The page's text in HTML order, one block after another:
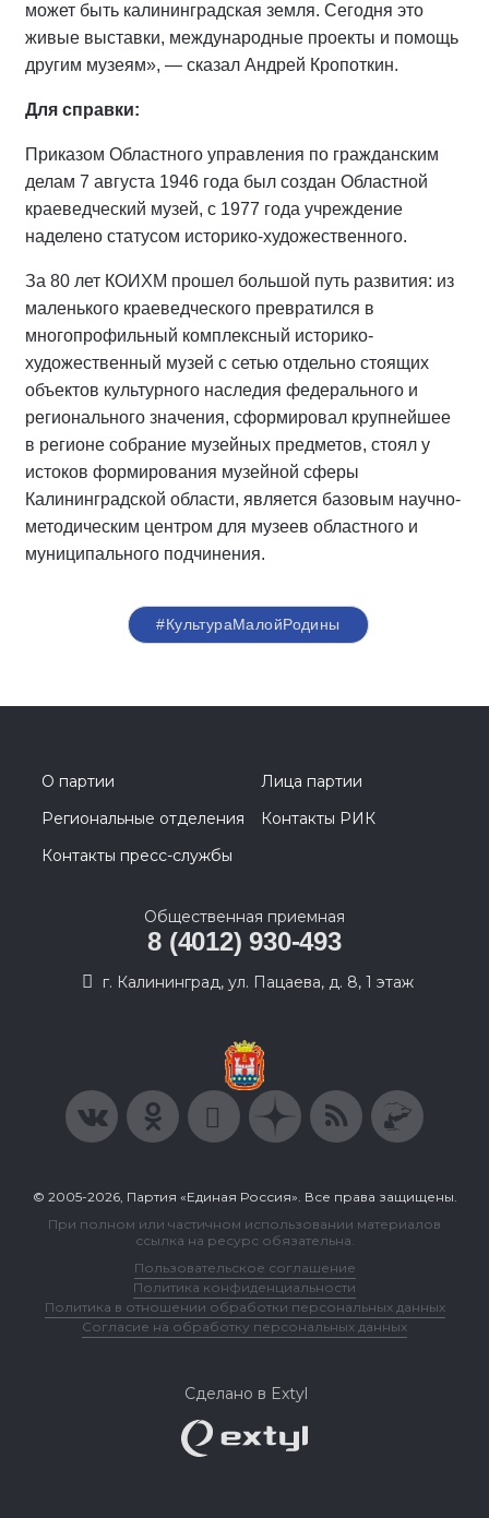
может быть калининградская земля. Сегодня это
живые выставки, международные проекты и помощь
другим музеям», — сказал Андрей Кропоткин.
Для справки:
Приказом Областного управления по гражданским
делам 7 августа 1946 года был создан Областной
краеведческий музей, с 1977 года учреждение
наделено статусом историко-художественного.
За 80 лет КОИХМ прошел большой путь развития: из
маленького краеведческого превратился в
многопрофильный комплексный историко-
художественный музей с сетью отдельно стоящих
объектов культурного наследия федерального и
регионального значения, сформировал крупнейшее
в регионе собрание музейных предметов, стоял у
истоков формирования музейной сферы
Калининградской области, является базовым научно-
методическим центром для музеев областного и
муниципального подчинения.
#КультураМалойРодины
О партии
Лица партии
Региональные отделения
Контакты РИК
Контакты пресс-службы
Общественная приемная
8 (4012) 930-493
г. Калининград, ул. Пацаева, д. 8, 1 этаж
© 2005-2026, Партия «Единая Россия». Все права защищены.
При полном или частичном использовании материалов
ссылка на ресурс обязательна.
Пользовательское соглашение
Политика конфиденциальности
Политика в отношении обработки персональных данных
Согласие на обработку персональных данных
Сделано в Extyl